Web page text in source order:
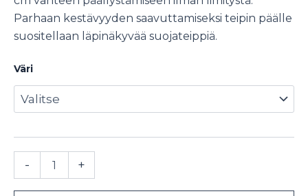
Parhaan kestävyyden saavuttamiseksi teipin päälle
suositellaan läpinäkyvää suojateippiä.
Väri
-
Diamond
+